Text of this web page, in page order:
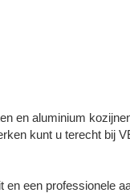
en aluminium
kunt u terecht bij
een professionele